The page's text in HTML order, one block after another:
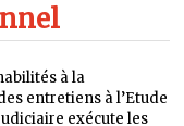
à la
entretiens à l’Etude
exécute les